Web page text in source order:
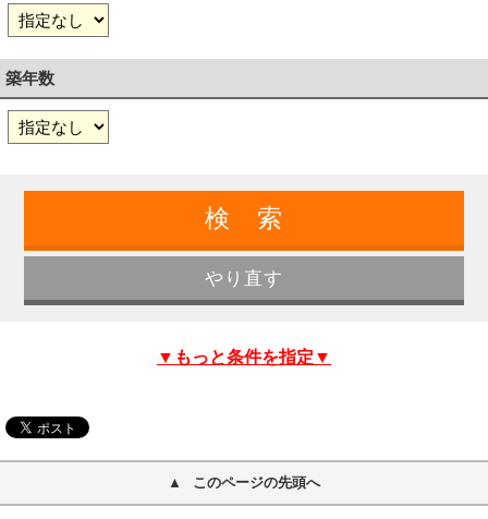
築年数
▼もっと条件を指定▼
このページの先頭へ